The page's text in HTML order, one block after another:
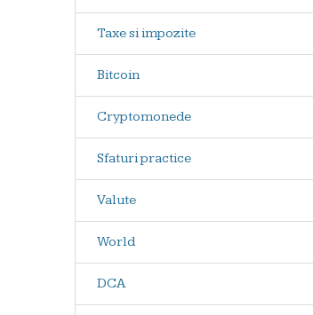
Taxe si impozite
Bitcoin
Cryptomonede
Sfaturi practice
Valute
World
DCA